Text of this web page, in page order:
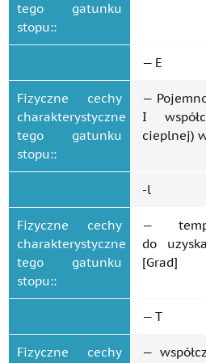
tego gatunku
stopu::
— E
Fizyczne cechy
charakterystyczne
tego gatunku
stopu::
—
I
cieplnej)
-l
Fizyczne cechy
charakterystyczne
tego gatunku
stopu::
—
do
[Grad]
— T
Fizyczne cechy
—